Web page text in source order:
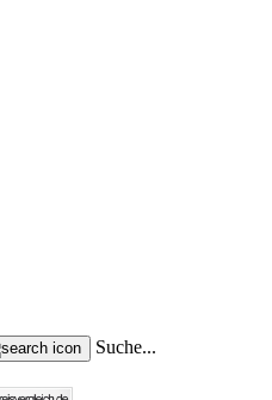
Suche...